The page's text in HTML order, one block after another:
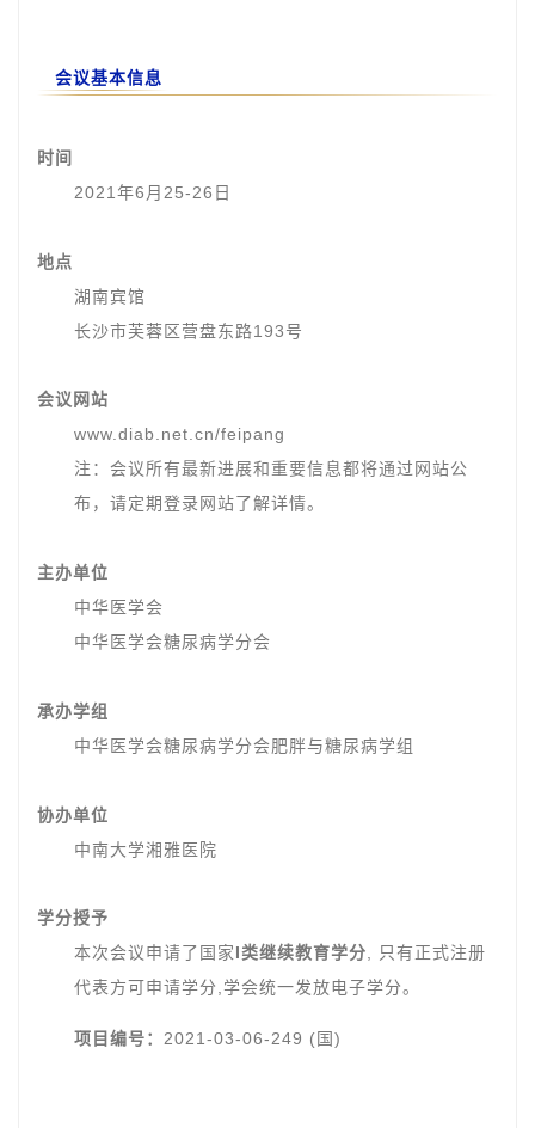
会议基本信息
时间
2021年6月25-26日
地点
湖南宾馆
长沙市芙蓉区营盘东路193号
会议网站
www.diab.net.cn/feipang
注：会议所有最新进展和重要信息都将通过网站公
布，请定期登录网站了解详情。
主办单位
中华医学会
中华医学会糖尿病学分会
承办学组
中华医学会糖尿病学分会肥胖与糖尿病学组
协办单位
中南大学湘雅医院
学分授予
本次会议申请了国家I类继续教育学分 , 只有正式注册
代表方可申请学分,学会统一发放电子学分。
项目编号： 2021-03-06-249 (国)